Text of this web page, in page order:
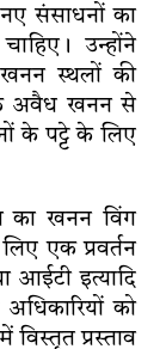
संसाधनों का
उन्होंने
खनन स्थलों की
अवैध खनन से
के पट्टे के लिए
का खनन विंग
एक प्रवर्तन
आईटी इत्यादि
को
प्रस्ताव